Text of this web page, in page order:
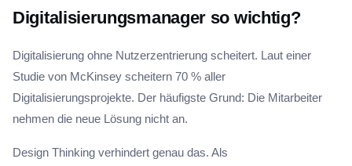
Digitalisierungsmanager so wichtig?
Digitalisierung ohne Nutzerzentrierung scheitert. Laut einer
Studie von McKinsey scheitern 70 % aller
Digitalisierungsprojekte. Der häufigste Grund: Die Mitarbeiter
nehmen die neue Lösung nicht an.
Design Thinking verhindert genau das. Als